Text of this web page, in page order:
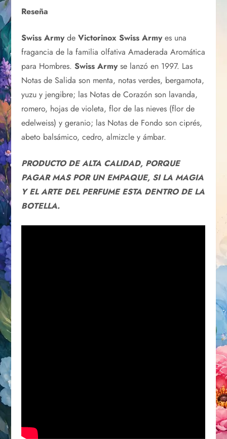
Reseña
Swiss ArmydeVictorinox Swiss Armyes una
fragancia de la familia olfativa Amaderada Aromática
para Hombres.Swiss Armyse lanzó en 1997. Las
Notas de Salida son menta, notas verdes, bergamota,
yuzu y jengibre; las Notas de Corazón son lavanda,
romero, hojas de violeta, flor de las nieves (flor de
edelweiss) y geranio; las Notas de Fondo son ciprés,
abeto balsámico, cedro, almizcle y ámbar.
PRODUCTO DE ALTA CALIDAD, PORQUE
PAGAR MAS POR UN EMPAQUE, SI LA MAGIA
Y EL ARTE DEL PERFUME ESTA DENTRO DE LA
BOTELLA.